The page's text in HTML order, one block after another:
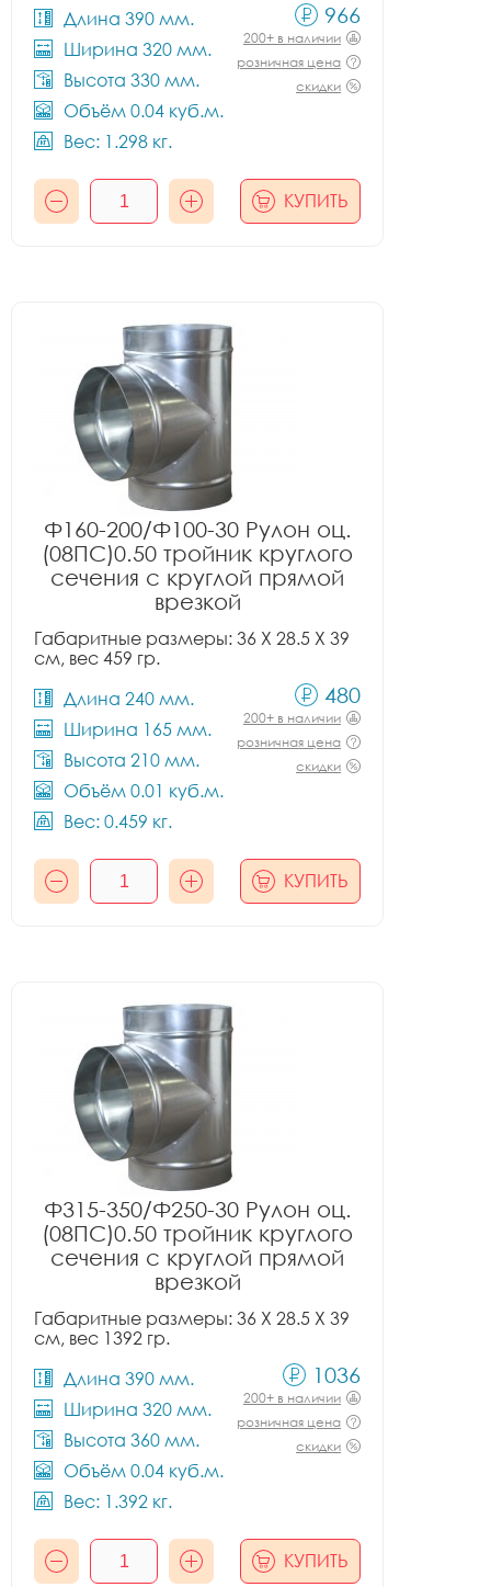
Длина 390 мм.
Ширина 320 мм.
Высота 330 мм.
Объём 0.04 куб.м.
Вес: 1.298 кг.
966
200+ в наличии
розничная цена
скидки
КУПИТЬ
Ф160-200/Ф100-30 Рулон оц.
(08ПС)0.50 тройник круглого
сечения с круглой прямой
врезкой
Габаритные размеры: 36 X 28.5 X 39
см, вес 459 гр.
Длина 240 мм.
Ширина 165 мм.
Высота 210 мм.
Объём 0.01 куб.м.
Вес: 0.459 кг.
480
200+ в наличии
розничная цена
скидки
КУПИТЬ
Ф315-350/Ф250-30 Рулон оц.
(08ПС)0.50 тройник круглого
сечения с круглой прямой
врезкой
Габаритные размеры: 36 X 28.5 X 39
см, вес 1392 гр.
Длина 390 мм.
Ширина 320 мм.
Высота 360 мм.
Объём 0.04 куб.м.
Вес: 1.392 кг.
1036
200+ в наличии
розничная цена
скидки
КУПИТЬ